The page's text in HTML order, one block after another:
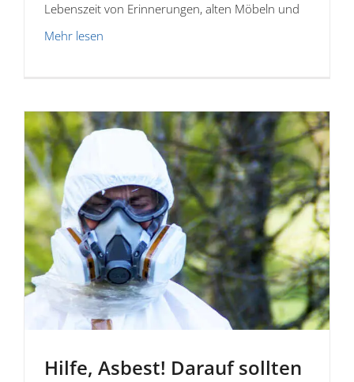
Lebenszeit von Erinnerungen, alten Möbeln und
Mehr lesen
Hilfe, Asbest! Darauf sollten